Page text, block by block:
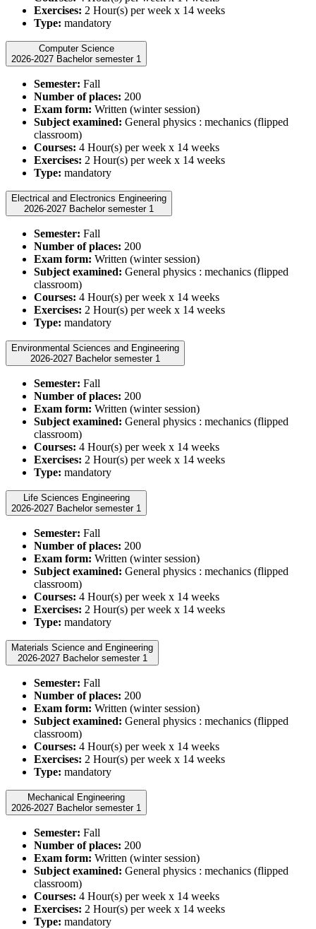
Exercises: 2 Hour(s) per week x 14 weeks
Type: mandatory
Computer Science
2026-2027 Bachelor semester 1
Semester: Fall
Number of places: 200
Exam form: Written (winter session)
Subject examined: General physics : mechanics (flipped
classroom)
Courses: 4 Hour(s) per week x 14 weeks
Exercises: 2 Hour(s) per week x 14 weeks
Type: mandatory
Electrical and Electronics Engineering
2026-2027 Bachelor semester 1
Semester: Fall
Number of places: 200
Exam form: Written (winter session)
Subject examined: General physics : mechanics (flipped
classroom)
Courses: 4 Hour(s) per week x 14 weeks
Exercises: 2 Hour(s) per week x 14 weeks
Type: mandatory
Environmental Sciences and Engineering
2026-2027 Bachelor semester 1
Semester: Fall
Number of places: 200
Exam form: Written (winter session)
Subject examined: General physics : mechanics (flipped
classroom)
Courses: 4 Hour(s) per week x 14 weeks
Exercises: 2 Hour(s) per week x 14 weeks
Type: mandatory
Life Sciences Engineering
2026-2027 Bachelor semester 1
Semester: Fall
Number of places: 200
Exam form: Written (winter session)
Subject examined: General physics : mechanics (flipped
classroom)
Courses: 4 Hour(s) per week x 14 weeks
Exercises: 2 Hour(s) per week x 14 weeks
Type: mandatory
Materials Science and Engineering
2026-2027 Bachelor semester 1
Semester: Fall
Number of places: 200
Exam form: Written (winter session)
Subject examined: General physics : mechanics (flipped
classroom)
Courses: 4 Hour(s) per week x 14 weeks
Exercises: 2 Hour(s) per week x 14 weeks
Type: mandatory
Mechanical Engineering
2026-2027 Bachelor semester 1
Semester: Fall
Number of places: 200
Exam form: Written (winter session)
Subject examined: General physics : mechanics (flipped
classroom)
Courses: 4 Hour(s) per week x 14 weeks
Exercises: 2 Hour(s) per week x 14 weeks
Type: mandatory